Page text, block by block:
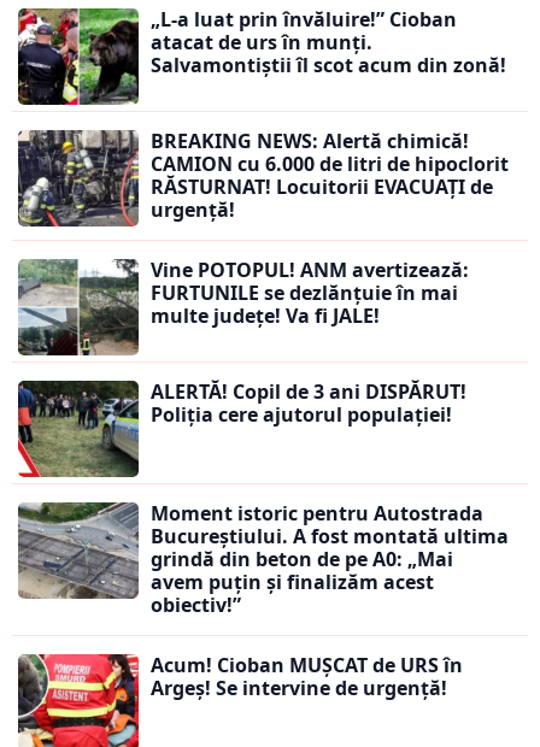
„L-a luat prin învăluire!” Cioban
atacat de urs în munți.
Salvamontiștii îl scot acum din zonă!
BREAKING NEWS: Alertă chimică!
CAMION cu 6.000 de litri de hipoclorit
RĂSTURNAT! Locuitorii EVACUAȚI de
urgență!
Vine POTOPUL! ANM avertizează:
FURTUNILE se dezlănțuie în mai
multe județe! Va fi JALE!
ALERTĂ! Copil de 3 ani DISPĂRUT!
Poliția cere ajutorul populației!
Moment istoric pentru Autostrada
Bucureștiului. A fost montată ultima
grindă din beton de pe A0: „Mai
avem puțin și finalizăm acest
obiectiv!”
Acum! Cioban MUȘCAT de URS în
Argeș! Se intervine de urgență!